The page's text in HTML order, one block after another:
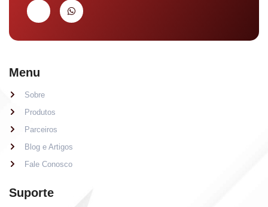
Menu
Sobre
Produtos
Parceiros
Blog e Artigos
Fale Conosco
Suporte